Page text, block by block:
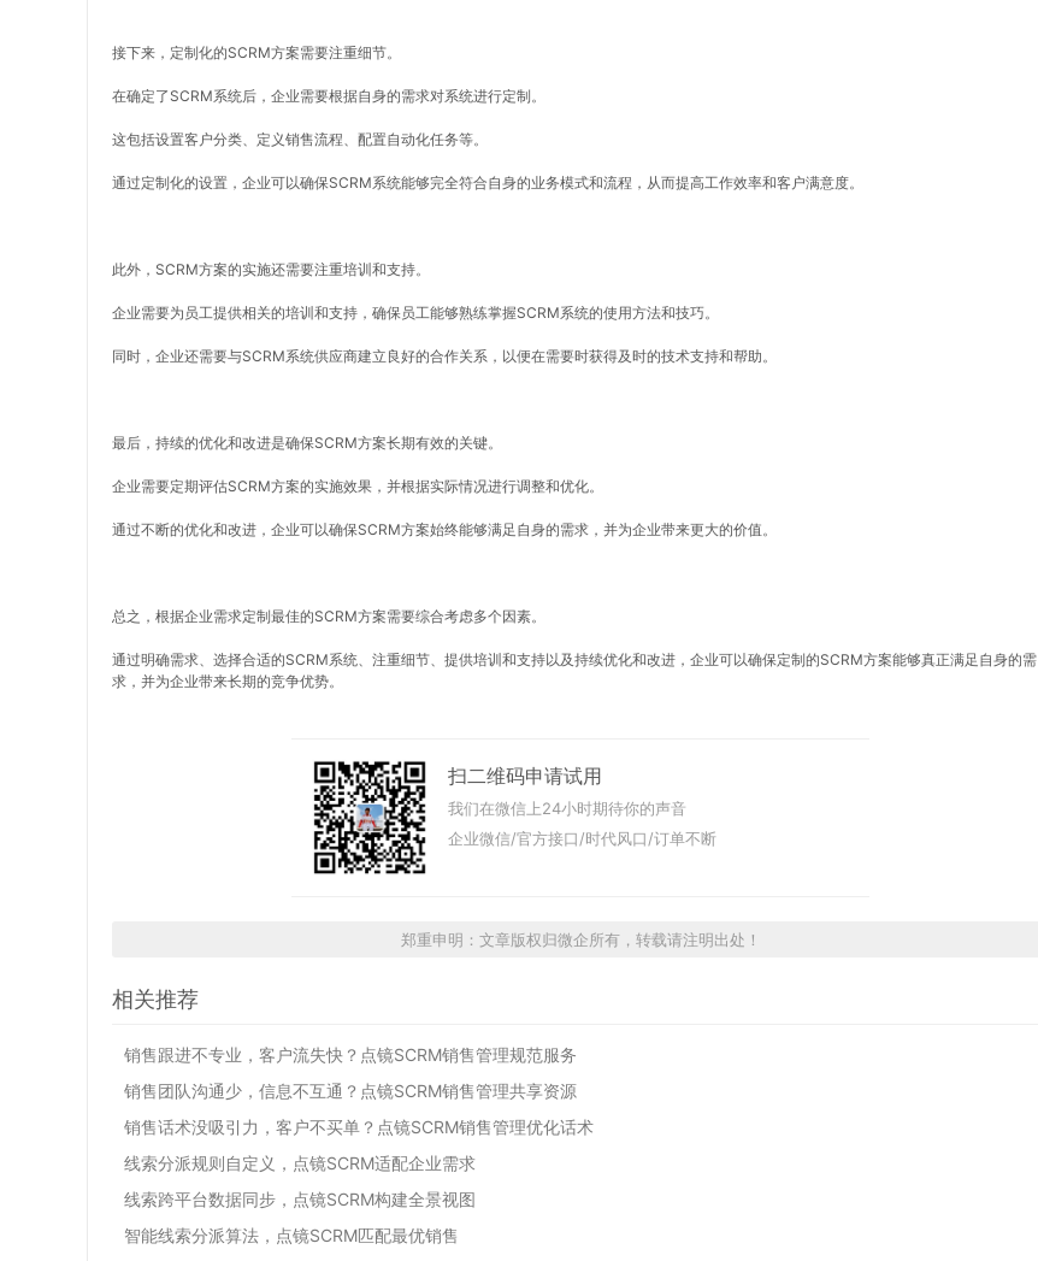
接下来，定制化的SCRM方案需要注重细节。
在确定了SCRM系统后，企业需要根据自身的需求对系统进行定制。
这包括设置客户分类、定义销售流程、配置自动化任务等。
通过定制化的设置，企业可以确保SCRM系统能够完全符合自身的业务模式和流程，从而提高工作效率和客户满意度。
此外，SCRM方案的实施还需要注重培训和支持。
企业需要为员工提供相关的培训和支持，确保员工能够熟练掌握SCRM系统的使用方法和技巧。
同时，企业还需要与SCRM系统供应商建立良好的合作关系，以便在需要时获得及时的技术支持和帮助。
最后，持续的优化和改进是确保SCRM方案长期有效的关键。
企业需要定期评估SCRM方案的实施效果，并根据实际情况进行调整和优化。
通过不断的优化和改进，企业可以确保SCRM方案始终能够满足自身的需求，并为企业带来更大的价值。
总之，根据企业需求定制最佳的SCRM方案需要综合考虑多个因素。
通过明确需求、选择合适的SCRM系统、注重细节、提供培训和支持以及持续优化和改进，企业可以确保定制的SCRM方案能够真正满足自身的需
求，并为企业带来长期的竞争优势。
扫二维码申请试用
我们在微信上24小时期待你的声音
企业微信/官方接口/时代风口/订单不断
郑重申明：文章版权归微企所有，转载请注明出处！
相关推荐
销售跟进不专业，客户流失快？点镜SCRM销售管理规范服务
销售团队沟通少，信息不互通？点镜SCRM销售管理共享资源
销售话术没吸引力，客户不买单？点镜SCRM销售管理优化话术
线索分派规则自定义，点镜SCRM适配企业需求
线索跨平台数据同步，点镜SCRM构建全景视图
智能线索分派算法，点镜SCRM匹配最优销售